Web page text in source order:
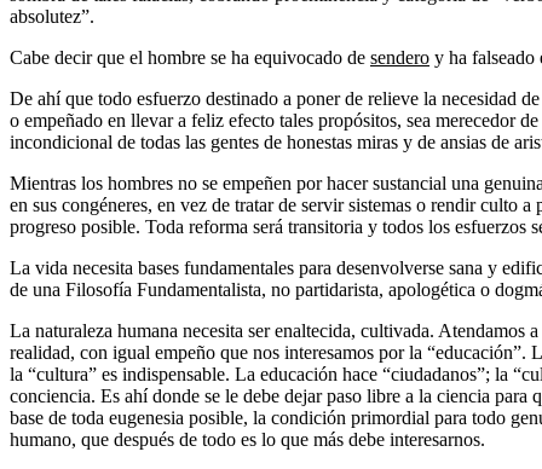
absolutez”.
Cabe decir que el hombre se ha equivocado de sendero y ha
De ahí que todo esfuerzo destinado a poner de relieve la necesidad
o empeñado en llevar a feliz efecto tales propósitos, sea merecedor
incondicional de todas las gentes de honestas miras y de ansias de
Mientras los hombres no se empeñen por hacer sustancial una
en sus congéneres, en vez de tratar de servir sistemas o rendir culto
progreso posible. Toda reforma será transitoria y todos los esfuerzos
La vida necesita bases fundamentales para desenvolverse sana y
de una Filosofía Fundamentalista, no partidarista, apologética o
La naturaleza humana necesita ser enaltecida, cultivada. Atendamos
realidad, con igual empeño que nos interesamos por la “educación”.
la “cultura” es indispensable. La educación hace “ciudadanos”; la
conciencia. Es ahí donde se le debe dejar paso libre a la ciencia para
base de toda eugenesia posible, la condición primordial para todo
humano, que después de todo es lo que más debe interesarnos.